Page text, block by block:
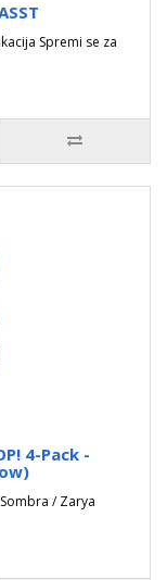
Spremi se za
4-Pack -
/ Zarya